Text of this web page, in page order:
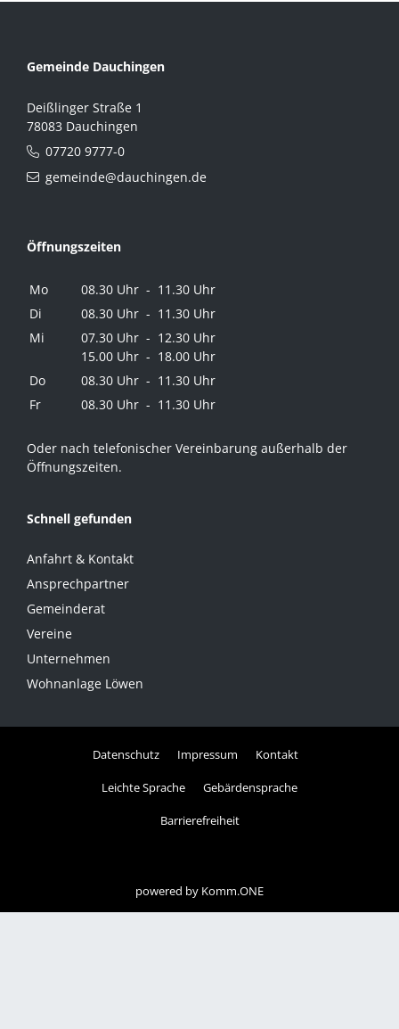
Gemeinde Dauchingen
Deißlinger Straße 1
78083 Dauchingen
07720 9777-0
gemeinde@dauchingen.de
Öffnungszeiten
Mo
08.30 Uhr - 11.30 Uhr
Di
08.30 Uhr - 11.30 Uhr
Mi
07.30 Uhr - 12.30 Uhr
15.00 Uhr - 18.00 Uhr
Do
08.30 Uhr - 11.30 Uhr
Fr
08.30 Uhr - 11.30 Uhr
Oder nach telefonischer Vereinbarung außerhalb der
Öffnungszeiten.
Schnell gefunden
Anfahrt & Kontakt
Ansprechpartner
Gemeinderat
Vereine
Unternehmen
Wohnanlage Löwen
Datenschutz Impressum Kontakt
Leichte Sprache Gebärdensprache
Barrierefreiheit
powered by Komm.ONE